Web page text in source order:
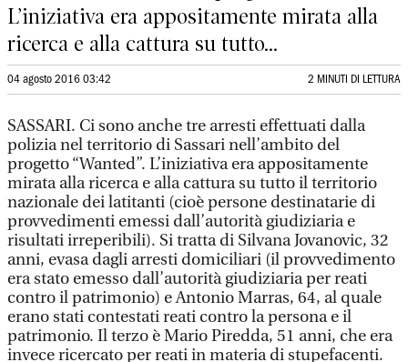
L’iniziativa era appositamente mirata alla
ricerca e alla cattura su tutto...
04 agosto 2016 03:42 2 MINUTI DI LETTURA
SASSARI. Ci sono anche tre arresti effettuati dalla
polizia nel territorio di Sassari nell’ambito del
progetto “Wanted”. L’iniziativa era appositamente
mirata alla ricerca e alla cattura su tutto il territorio
nazionale dei latitanti (cioè persone destinatarie di
provvedimenti emessi dall’autorità giudiziaria e
risultati irreperibili). Si tratta di Silvana Jovanovic, 32
anni, evasa dagli arresti domiciliari (il provvedimento
era stato emesso dall’autorità giudiziaria per reati
contro il patrimonio) e Antonio Marras, 64, al quale
erano stati contestati reati contro la persona e il
patrimonio. Il terzo è Mario Piredda, 51 anni, che era
invece ricercato per reati in materia di stupefacenti.